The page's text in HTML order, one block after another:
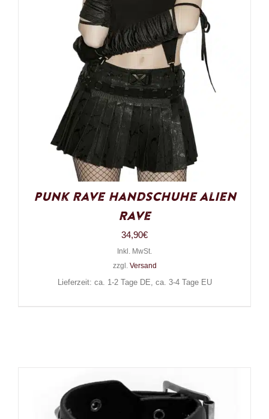
Punk Rave Handschuhe Alien
Rave
34,90€
Inkl. MwSt.
zzgl. Versand
Lieferzeit: ca. 1-2 Tage DE, ca. 3-4 Tage EU